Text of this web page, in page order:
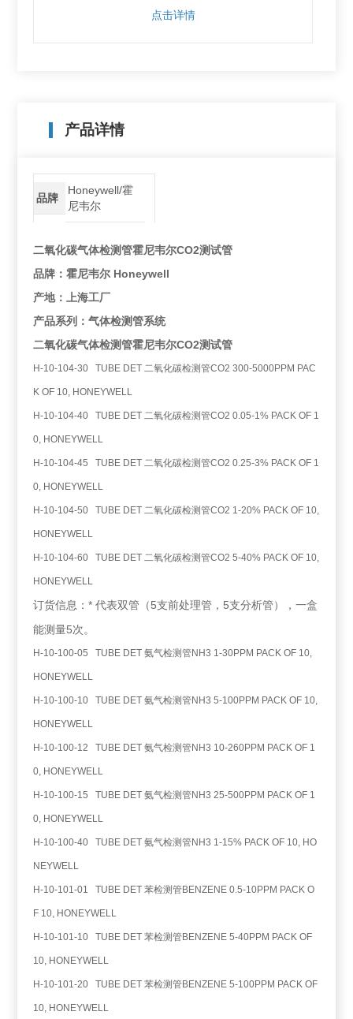
点击详情
产品详情
品牌
Honeywell/霍
尼韦尔
二氧化碳气体检测管霍尼韦尔CO2测试管
品牌：霍尼韦尔 Honeywell
产地：上海工厂
产品系列：气体检测管系统
二氧化碳气体检测管霍尼韦尔CO2测试管
H-10-104-30 TUBE DET 二氧化碳检测管CO2 300-5000PPM PAC
K OF 10, HONEYWELL
H-10-104-40 TUBE DET 二氧化碳检测管CO2 0.05-1% PACK OF 1
0, HONEYWELL
H-10-104-45 TUBE DET 二氧化碳检测管CO2 0.25-3% PACK OF 1
0, HONEYWELL
H-10-104-50 TUBE DET 二氧化碳检测管CO2 1-20% PACK OF 10,
HONEYWELL
H-10-104-60 TUBE DET 二氧化碳检测管CO2 5-40% PACK OF 10,
HONEYWELL
订货信息：* 代表双管（5支前处理管，5支分析管），一盒
能测量5次。
H-10-100-05 TUBE DET 氨气检测管NH3 1-30PPM PACK OF 10,
HONEYWELL
H-10-100-10 TUBE DET 氨气检测管NH3 5-100PPM PACK OF 10,
HONEYWELL
H-10-100-12 TUBE DET 氨气检测管NH3 10-260PPM PACK OF 1
0, HONEYWELL
H-10-100-15 TUBE DET 氨气检测管NH3 25-500PPM PACK OF 1
0, HONEYWELL
H-10-100-40 TUBE DET 氨气检测管NH3 1-15% PACK OF 10, HO
NEYWELL
H-10-101-01 TUBE DET 苯检测管BENZENE 0.5-10PPM PACK O
F 10, HONEYWELL
H-10-101-10 TUBE DET 苯检测管BENZENE 5-40PPM PACK OF
10, HONEYWELL
H-10-101-20 TUBE DET 苯检测管BENZENE 5-100PPM PACK OF
10, HONEYWELL